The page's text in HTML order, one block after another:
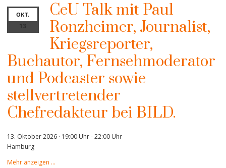
OKT.
13
CeU Talk mit Paul
Ronzheimer, Journalist,
Kriegsreporter,
Buchautor, Fernsehmoderator
und Podcaster sowie
stellvertretender
Chefredakteur bei BILD.
13. Oktober 2026 · 19:00 Uhr-22:00 Uhr
Hamburg
Mehr anzeigen …